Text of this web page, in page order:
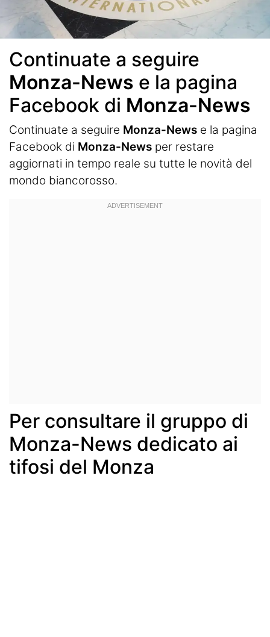
Continuate a seguire
Monza-News e la pagina
Facebook di Monza-News
Continuate a seguire Monza-News e la pagina
Facebook di Monza-News per restare
aggiornati in tempo reale su tutte le novità del
mondo biancorosso.
Per consultare il gruppo di
Monza-News dedicato ai
tifosi del Monza